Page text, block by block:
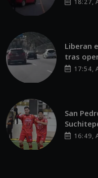
18:27,
Liberan
tras
17:54,
San
16:49,